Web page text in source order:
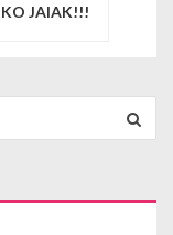
JAIAK!!!